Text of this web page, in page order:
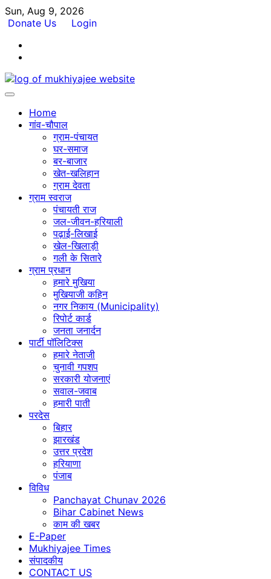
Skip
to
Sun, Aug 9, 2026
Donate Us
Login
Home
गांव-चौपाल
ग्राम-पंचायत
घर-समाज
बर-बाजार
खेत-खलिहान
ग्राम देवता
ग्राम स्वराज
पंचायती राज
जल-जीवन-हरियाली
पढ़ाई-लिखाई
खेल-खिलाड़ी
गली के सितारे
ग्राम प्रधान
हमारे मुखिया
मुखियाजी कहिन
नगर निकाय (Municipality)
रिपोर्ट कार्ड
जनता जनार्दन
पार्टी पॉलिटिक्स
हमारे नेताजी
चुनावी गपशप
सरकारी योजनाएं
सवाल-जवाब
हमारी पाती
परदेस
बिहार
झारखंड
उत्तर प्रदेश
हरियाणा
पंजाब
विविध
Panchayat Chunav 2026
Bihar Cabinet News
काम की खबर
E-Paper
Mukhiyajee Times
संपादकीय
CONTACT US